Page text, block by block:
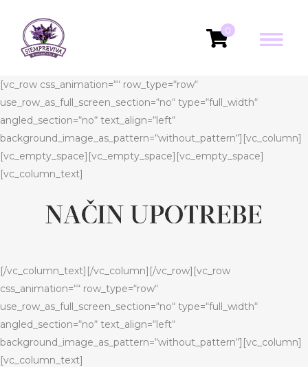
0
[vc_row css_animation=““ row_type=“row“
use_row_as_full_screen_section=“no“ type=“full_width“
angled_section=“no“ text_align=“left“
background_image_as_pattern=“without_pattern“][vc_column]
[vc_empty_space][vc_empty_space][vc_empty_space]
[vc_column_text]
[/vc_column_text][/vc_column][/vc_row][vc_row
css_animation=““ row_type=“row“
use_row_as_full_screen_section=“no“ type=“full_width“
angled_section=“no“ text_align=“left“
background_image_as_pattern=“without_pattern“][vc_column]
[vc_column_text]